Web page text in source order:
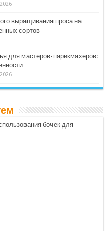
выращивания проса на
сортов
для мастеров-парикмахеров:
бочек для